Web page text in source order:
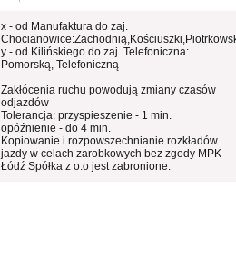
x - od Manufaktura do zaj.
y - od Kilińskiego do zaj. Telefoniczna:
Pomorską, Telefoniczną
Zakłócenia ruchu powodują zmiany czasów
odjazdów
Tolerancja: przyspieszenie - 1 min.
opóźnienie - do 4 min.
Kopiowanie i rozpowszechnianie rozkładów
jazdy w celach zarobkowych bez zgody MPK
Łódź Spółka z o.o jest zabronione.